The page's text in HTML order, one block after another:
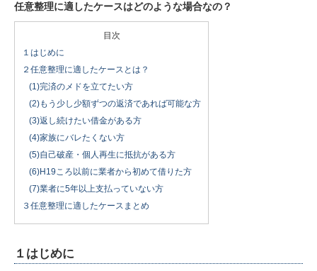
任意整理に適したケースはどのような場合なの？
目次
１はじめに
２任意整理に適したケースとは？
(1)完済のメドを立てたい方
(2)もう少し少額ずつの返済であれば可能な方
(3)返し続けたい借金がある方
(4)家族にバレたくない方
(5)自己破産・個人再生に抵抗がある方
(6)H19ころ以前に業者から初めて借りた方
(7)業者に5年以上支払っていない方
３任意整理に適したケースまとめ
１はじめに